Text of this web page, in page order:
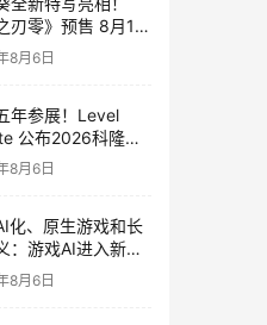
刃零》预售 8月12
8月6日
年参展！Level
公布2026科隆游
品阵容
8月6日
化、原生游戏和长
：游戏AI进入新共
8月6日